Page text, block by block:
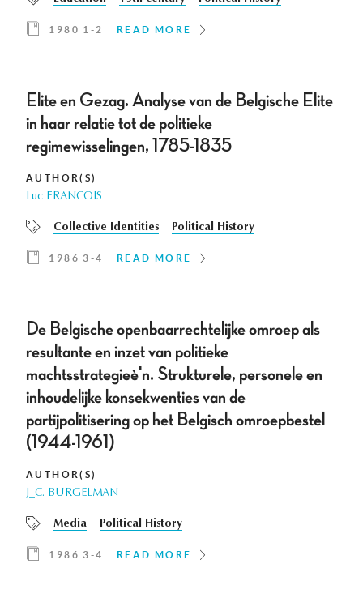
1980 1-2 READ MORE
Elite en Gezag. Analyse van de Belgische Elite
in haar relatie tot de politieke
regimewisselingen, 1785-1835
AUTHOR(S)
Luc FRANCOIS
Collective Identities Political History
1986 3-4 READ MORE
De Belgische openbaarrechtelijke omroep als
resultante en inzet van politieke
machtsstrategieè'n. Strukturele, personele en
inhoudelijke konsekwenties van de
partijpolitisering op het Belgisch omroepbestel
(1944-1961)
AUTHOR(S)
J_C. BURGELMAN
Media Political History
1986 3-4 READ MORE